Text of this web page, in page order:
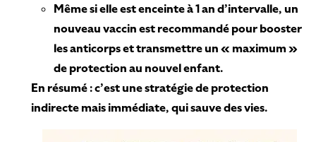
Même si elle est enceinte à 1 an d’intervalle, un
nouveau vaccin est recommandé pour booster
les anticorps et transmettre un « maximum »
de protection au nouvel enfant.
En résumé : c’est une stratégie de protection
indirecte mais immédiate, qui sauve des vies.